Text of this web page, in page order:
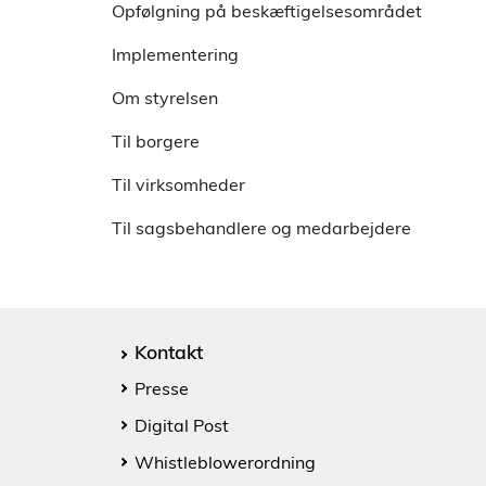
Kom godt i gang med IPS
Opfølgning på beskæftigelsesområdet
Implementering
Om styrelsen
Til borgere
Til virksomheder
Til sagsbehandlere og medarbejdere
Kontakt
Presse
Digital Post
Whistleblowerordning